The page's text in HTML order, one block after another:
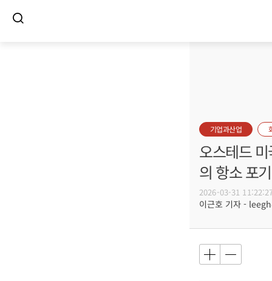
기업과산업
오스테드
의 항소 포
2026-03-31
이근호 기자 -